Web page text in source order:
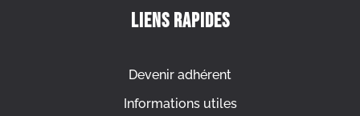
Liens rapides
Devenir adhérent
Informations utiles